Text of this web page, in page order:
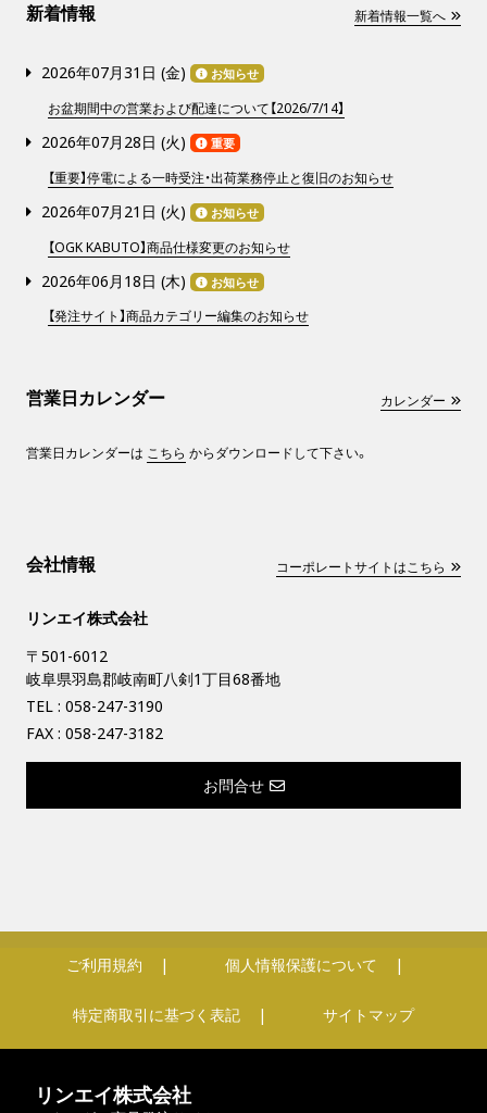
新着情報 新着情報一覧へ
2026年07月31日 (金) お知らせ
お盆期間中の営業および配達について【2026/7/14】
2026年07月28日 (火) 重要
【重要】停電による一時受注・出荷業務停止と復旧のお知らせ
2026年07月21日 (火) お知らせ
【OGK KABUTO】商品仕様変更のお知らせ
2026年06月18日 (木) お知らせ
【発注サイト】商品カテゴリー編集のお知らせ
営業日カレンダー カレンダー
営業日カレンダーは こちら からダウンロードして下さい。
会社情報 コーポレートサイトはこちら
リンエイ株式会社
〒501-6012
岐阜県羽島郡岐南町八剣1丁目68番地
TEL : 058-247-3190
FAX : 058-247-3182
お問合せ
ご利用規約 個人情報保護について
特定商取引に基づく表記 サイトマップ
リンエイ株式会社